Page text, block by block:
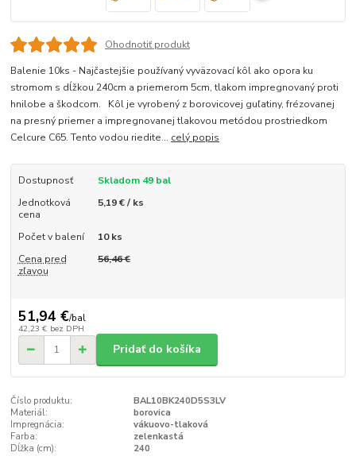
Ohodnotiť produkt
Balenie 10ks - Najčastejšie používaný vyväzovací kôl ako opora ku
stromom s dĺžkou 240cm a priemerom 5cm, tlakom impregnovaný proti
hnilobe a škodcom. Kôl je vyrobený z borovicovej guľatiny, frézovanej
na presný priemer a impregnovanej tlakovou metódou prostriedkom
Celcure C65. Tento vodou riedite... celý popis
Dostupnosť
Skladom 49 bal
Jednotková
cena
5,19 € / ks
Počet v balení
10 ks
Cena pred
zľavou
56,46 €
51,94 €/bal
42,23 € bez DPH
Pridať do košíka
Číslo produktu:
BAL10BK240D5S3LV
Materiál:
borovica
Impregnácia:
vákuovo-tlaková
Farba:
zelenkastá
Dĺžka (cm):
240